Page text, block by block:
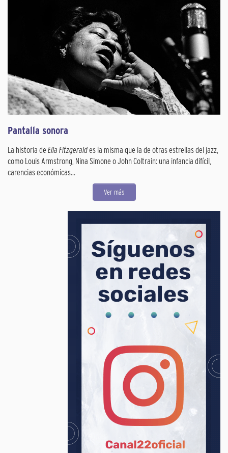
Pantalla sonora
La historia de Ella Fitzgeraldes la misma que la de otras estrellas del jazz,
como Louis Armstrong, Nina Simone o John Coltrain: una infancia difícil,
carencias económicas...
Ver más